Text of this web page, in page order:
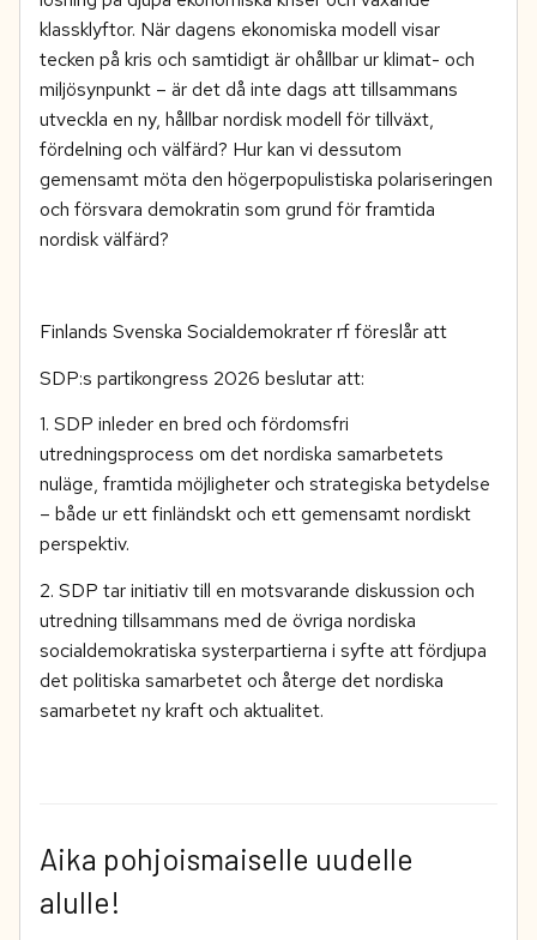
klassklyftor. När dagens ekonomiska modell visar
tecken på kris och samtidigt är ohållbar ur klimat- och
miljösynpunkt – är det då inte dags att tillsammans
utveckla en ny, hållbar nordisk modell för tillväxt,
fördelning och välfärd? Hur kan vi dessutom
gemensamt möta den högerpopulistiska polariseringen
och försvara demokratin som grund för framtida
nordisk välfärd?
Finlands Svenska Socialdemokrater rf föreslår att
SDP:s partikongress 2026 beslutar att:
1. SDP inleder en bred och fördomsfri
utredningsprocess om det nordiska samarbetets
nuläge, framtida möjligheter och strategiska betydelse
– både ur ett finländskt och ett gemensamt nordiskt
perspektiv.
2. SDP tar initiativ till en motsvarande diskussion och
utredning tillsammans med de övriga nordiska
socialdemokratiska systerpartierna i syfte att fördjupa
det politiska samarbetet och återge det nordiska
samarbetet ny kraft och aktualitet.
Aika pohjoismaiselle uudelle
alulle!